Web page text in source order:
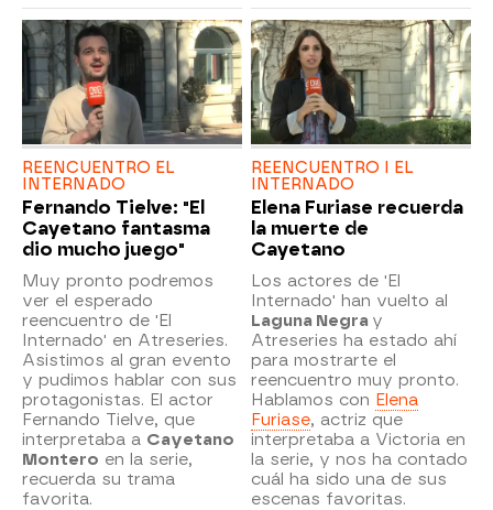
REENCUENTRO EL
INTERNADO
Fernando Tielve: "El
Cayetano fantasma
dio mucho juego"
Muy pronto podremos
ver el esperado
reencuentro de 'El
Internado' en Atreseries.
Asistimos al gran evento
y pudimos hablar con sus
protagonistas. El actor
Fernando Tielve, que
interpretaba a Cayetano
Montero en la serie,
recuerda su trama
favorita.
REENCUENTRO I EL
INTERNADO
Elena Furiase recuerda
la muerte de
Cayetano
Los actores de 'El
Internado' han vuelto al
Laguna Negra y
Atreseries ha estado ahí
para mostrarte el
reencuentro muy pronto.
Hablamos con Elena
Furiase, actriz que
interpretaba a Victoria en
la serie, y nos ha contado
cuál ha sido una de sus
escenas favoritas.